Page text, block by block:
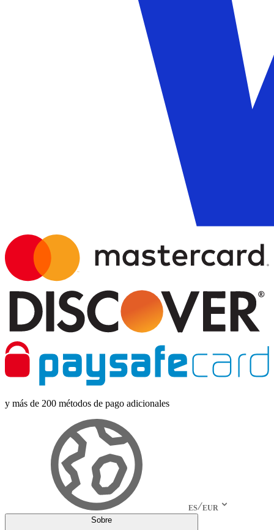
y más de 200 métodos de pago adicionales
ES EUR
Sobre